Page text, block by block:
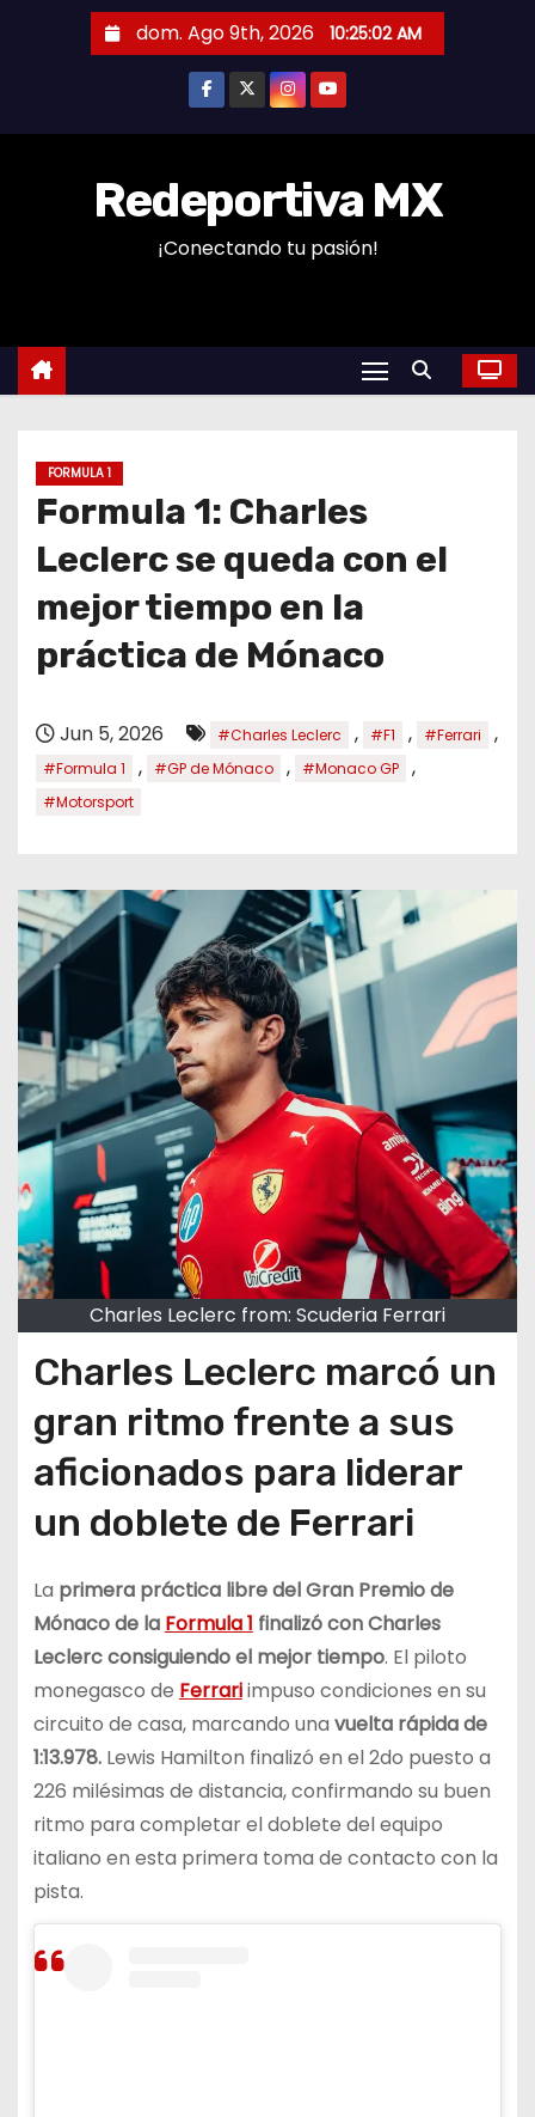
n
dom. Ago 9th, 2026 10:25:03 AM
Redeportiva MX
¡Conectando tu pasión!
FORMULA 1
Formula 1: Charles
Leclerc se queda con el
mejor tiempo en la
práctica de Mónaco
Jun 5, 2026 #Charles Leclerc , #F1 , #Ferrari ,
#Formula 1 , #GP de Mónaco , #Monaco GP ,
#Motorsport
Charles Leclerc from: Scuderia Ferrari
Charles Leclerc marcó un
gran ritmo frente a sus
aficionados para liderar
un doblete de Ferrari
La primera práctica libre del Gran Premio de
Mónaco de la Formula 1 finalizó con Charles
Leclerc consiguiendo el mejor tiempo. El piloto
monegasco de Ferrariimpuso condiciones en su
circuito de casa, marcando una vuelta rápida de
1:13.978.Lewis Hamilton finalizó en el 2do puesto a
226 milésimas de distancia, confirmando su buen
ritmo para completar el doblete del equipo
italiano en esta primera toma de contacto con la
pista.